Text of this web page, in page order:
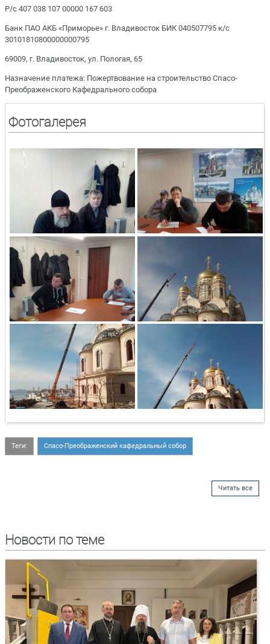
Р/с 407 038 107 00000 167 603
Банк ПАО АКБ «Приморье» г. Владивосток БИК 040507795 к/с
30101810800000000795
69009, г. Владивосток, ул. Пологая, 65
Назначение платежа: Пожертвование на строительство Спасо-
Преображенского Кафедрального собора
Фотогалерея
Теги: Спасо-Преображенский кафедральный собор
Читать все
Новости по теме